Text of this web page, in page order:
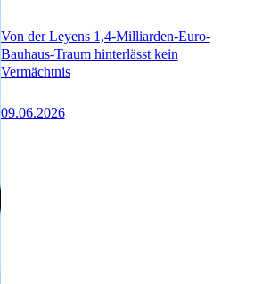
Von der Leyens 1,4-Milliarden-Euro-
Bauhaus-Traum hinterlässt kein
Vermächtnis
09.06.2026